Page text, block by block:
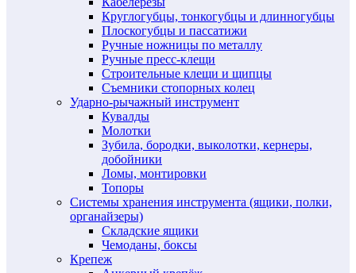
Круглогубцы, тонкогубцы и длинногубцы
Плоскогубцы и пассатижи
Ручные ножницы по металлу
Ручные пресс-клещи
Строительные клещи и щипцы
Съемники стопорных колец
Ударно-рычажный инструмент
Кувалды
Молотки
Зубила, бородки, выколотки, кернеры,
добойники
Ломы, монтировки
Топоры
Системы хранения инструмента (ящики, полки,
органайзеры)
Складские ящики
Чемоданы, боксы
Крепеж